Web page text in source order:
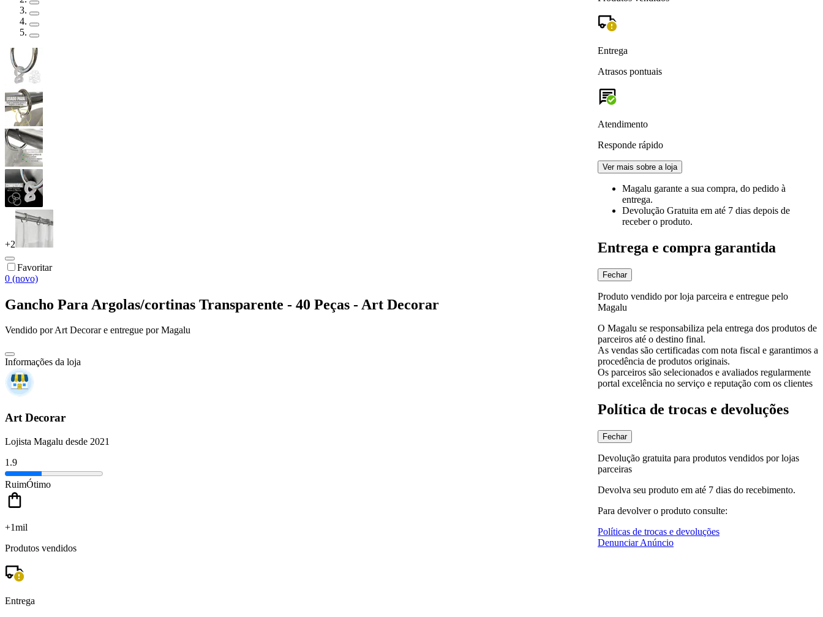
+2
Favoritar
0 (novo)
Gancho Para Argolas/cortinas Transparente - 40 Peças - Art Decorar
Vendido porArt Decorare entregue por Magalu
Informações da loja
Art Decorar
Lojista Magalu desde 2021
1.9
RuimÓtimo
+1mil
Produtos vendidos
Entrega
Entrega
Atrasos pontuais
Atendimento
Responde rápido
Ver mais sobre a loja
Magalu garante a sua compra, do pedido à
entrega.
Devolução Gratuita em até 7 dias depois de
receber o produto.
Entrega e compra garantida
Fechar
Produto vendido por loja parceira e entregue pelo
Magalu
O Magalu se responsabiliza pela entrega dos produtos de
parceiros até o destino final.
As vendas são certificadas com nota fiscal e garantimos a
procedência de produtos originais.
Os parceiros são selecionados e avaliados regularmente
portal excelência no serviço e reputação com os clientes
Política de trocas e devoluções
Fechar
Devolução gratuita para produtos vendidos por lojas
parceiras
Devolva seu produto em até 7 dias do recebimento.
Para devolver o produto consulte:
Políticas de trocas e devoluções
Denunciar Anúncio